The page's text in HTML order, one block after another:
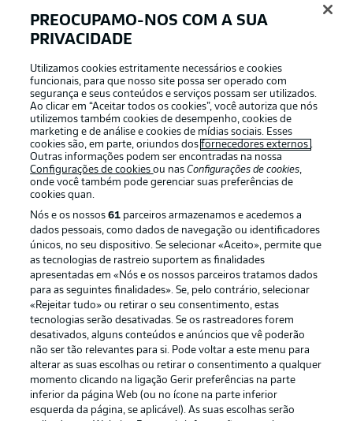
APLICATIVO DA BUNDESLIGA
Oferecido por
Publicidade Avisos legais
Gerir preferências Aviso de privacidade
Emissoras
Trabalhe conosco Marca
Contato Jogadores
PREOCUPAMO-NOS COM A SUA
PRIVACIDADE
Utilizamos cookies estritamente necessários e cookies
funcionais, para que nosso site possa ser operado com
segurança e seus conteúdos e serviços possam ser utilizados.
Ao clicar em “Aceitar todos os cookies”, você autoriza que nós
utilizemos também cookies de desempenho, cookies de
marketing e de análise e cookies de mídias sociais. Esses
cookies são, em parte, oriundos dosfornecedores externos .
Outras informações podem ser encontradas na nossa
Configurações de cookiesou nasConfigurações de cookies,
onde você também pode gerenciar suas preferências de
cookies quan.
Nós e os nossos61 parceiros armazenamos e acedemos a
dados pessoais, como dados de navegação ou identificadores
únicos, no seu dispositivo. Se selecionar «Aceito», permite que
as tecnologias de rastreio suportem as finalidades
apresentadas em «Nós e os nossos parceiros tratamos dados
para as seguintes finalidades». Se, pelo contrário, selecionar
«Rejeitar tudo» ou retirar o seu consentimento, estas
tecnologias serão desativadas. Se os rastreadores forem
desativados, alguns conteúdos e anúncios que vê poderão
não ser tão relevantes para si. Pode voltar a este menu para
alterar as suas escolhas ou retirar o consentimento a qualquer
momento clicando na ligação Gerir preferências na parte
inferior da página Web (ou no ícone na parte inferior
esquerda da página, se aplicável). As suas escolhas serão